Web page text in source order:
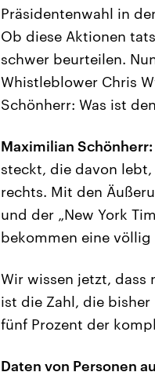
Präsidentenwahl in
Ob diese Aktionen
schwer beurteilen.
Whistleblower Chris
Schönherr: Was ist
Maximilian Schönherr:
steckt, die davon
rechts. Mit den
und der „New York
bekommen eine völlig
Wir wissen jetzt, dass
ist die Zahl, die
fünf Prozent der
Daten von Personen